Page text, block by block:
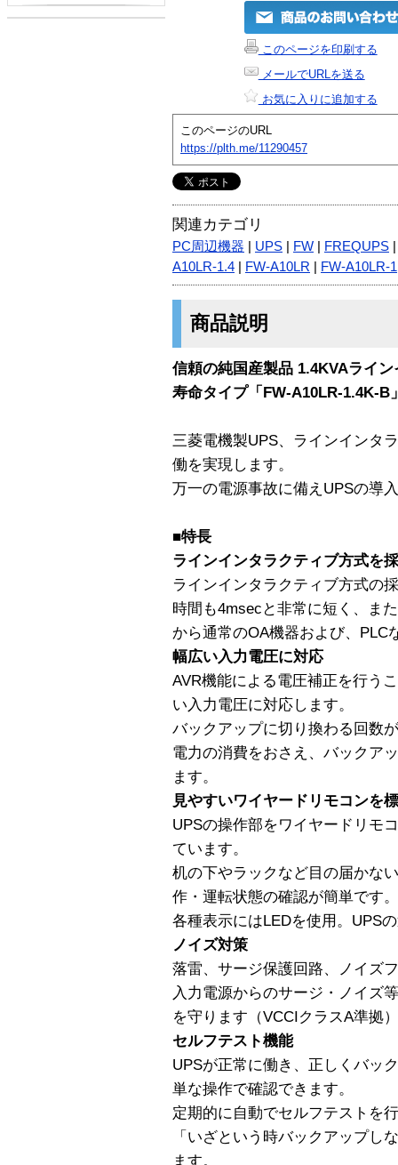
このページを印刷する
メールでURLを送る
お気に入りに追加する
このページのURL
https://plth.me/11290457
関連カテゴリ
PC周辺機器 UPS FW FREQUPS
A10LR-1.4
FW-A10LR FW-A10LR-1
商品説明
信頼の純国産製品 1.4KVAライ
寿命タイプ「FW-A10LR-1.4K-B
三菱電機製UPS、ラインインタ
働を実現します。
万一の電源事故に備えUPSの導
■特長
ラインインタラクティブ方式を
ラインインタラクティブ方式の
時間も4msecと非常に短く、ま
から通常のOA機器および、PLC
幅広い入力電圧に対応
AVR機能による電圧補正を行う
い入力電圧に対応します。
バックアップに切り換わる回数
電力の消費をおさえ、バックア
ます。
見やすいワイヤードリモコンを
UPSの操作部をワイヤードリモ
ています。
机の下やラックなど目の届かな
作・運転状態の確認が簡単です。
各種表示にはLEDを使用。UPS
ノイズ対策
落雷、サージ保護回路、ノイズ
入力電源からのサージ・ノイズ
を守ります（VCCIクラスA準拠
セルフテスト機能
UPSが正常に働き、正しくバッ
単な操作で確認できます。
定期的に自動でセルフテストを
「いざという時バックアップし
ます。